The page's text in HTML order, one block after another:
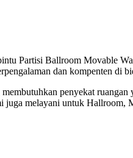
Partisi Ballroom Movable
dan kompenten di
penyekat
melayani untuk Hallroom,